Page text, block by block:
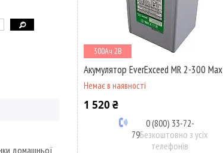
300Ач 2В
Акумулятор EverExceed MR 2-300 Max
Немає в наявності
1 520 ₴
0 (800) 33-72-
79Безкоштовно з усіх
телефонів
домашньої